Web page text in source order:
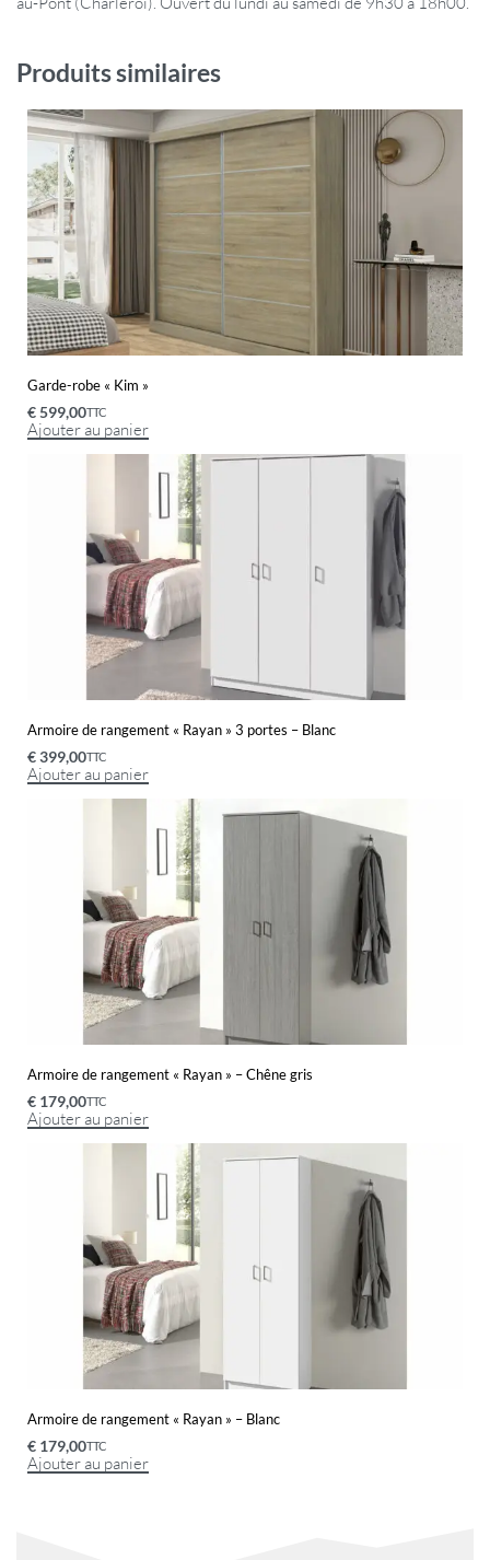
Produits similaires
Garde-robe « Kim »
€599,00TTC
Ajouter au panier
Armoire de rangement « Rayan » 3 portes – Blanc
€399,00TTC
Ajouter au panier
Armoire de rangement « Rayan » – Chêne gris
€ 179,00TTC
Ajouter au panier
Armoire de rangement « Rayan » – Blanc
€ 179,00TTC
Ajouter au panier